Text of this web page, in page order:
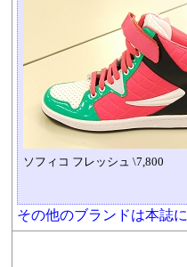
ソフィコ フレッシュ \7,800
その他のブランドは本誌に